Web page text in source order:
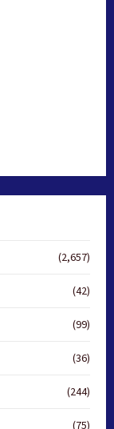
(2,657)
(42)
(99)
(36)
(244)
(75)